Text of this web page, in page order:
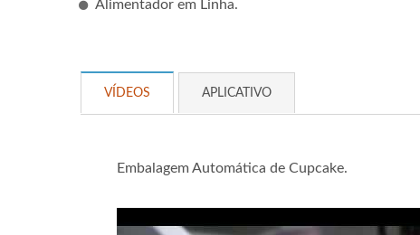
Alimentador em Linha.
VÍDEOS APLICATIVO
Embalagem Automática de Cupcake.